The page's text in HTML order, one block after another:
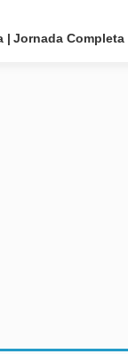
Jornada Completa